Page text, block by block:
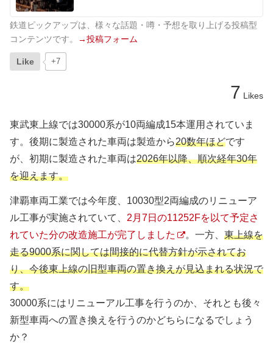
鉄道ピックアップは、様々な話題・噂・予想を取り上げる投稿型
コンテンツです。
→投稿フォーム
Like +7
7 Likes
東武東上線では30000系が10両編成15本運用されていま
す。後期に製造された車両は製造から20数年ほどです
が、初期に製造された車両は2026年以降、順次経年30年
を迎えます。
津覇車両工業では今年度、10030型2両編成のリニューア
ル工事が実施されていて、 2月7日の11252Fを以て予定さ
れていた分の改造施工が完了しました
。一方、 東上線を
走る9000系に関しては間接的に代替方針が示されてお
り、今後東上線の旧型車両の置き換えが見込まれる状況で
す。
30000系にはリニューアル工事を行うのか、それとも後々
新型車両への置き換えを行うのかどちらになるでしょう
か？